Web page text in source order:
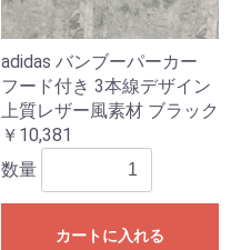
adidas バンブーパーカー
フード付き 3本線デザイン
上質レザー風素材 ブラック
￥10,381
数量
カートに入れる